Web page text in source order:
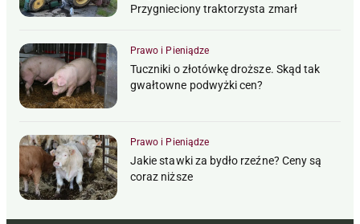
Przygnieciony traktorzysta zmarł
Prawo i Pieniądze
Tuczniki o złotówkę droższe. Skąd tak
gwałtowne podwyżki cen?
Prawo i Pieniądze
Jakie stawki za bydło rzeźne? Ceny są
coraz niższe